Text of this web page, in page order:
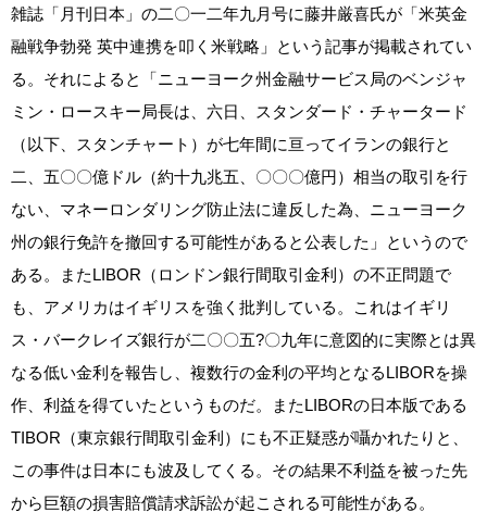
雑誌「月刊日本」の二〇一二年九月号に藤井厳喜氏が「米英金
融戦争勃発 英中連携を叩く米戦略」という記事が掲載されてい
る。それによると「ニューヨーク州金融サービス局のベンジャ
ミン・ロースキー局長は、六日、スタンダード・チャータード
（以下、スタンチャート）が七年間に亘ってイランの銀行と
二、五〇〇億ドル（約十九兆五、〇〇〇億円）相当の取引を行
ない、マネーロンダリング防止法に違反した為、ニューヨーク
州の銀行免許を撤回する可能性があると公表した」というので
ある。またLIBOR（ロンドン銀行間取引金利）の不正問題で
も、アメリカはイギリスを強く批判している。これはイギリ
ス・バークレイズ銀行が二〇〇五?〇九年に意図的に実際とは異
なる低い金利を報告し、複数行の金利の平均となるLIBORを操
作、利益を得ていたというものだ。またLIBORの日本版である
TIBOR（東京銀行間取引金利）にも不正疑惑が囁かれたりと、
この事件は日本にも波及してくる。その結果不利益を被った先
から巨額の損害賠償請求訴訟が起こされる可能性がある。